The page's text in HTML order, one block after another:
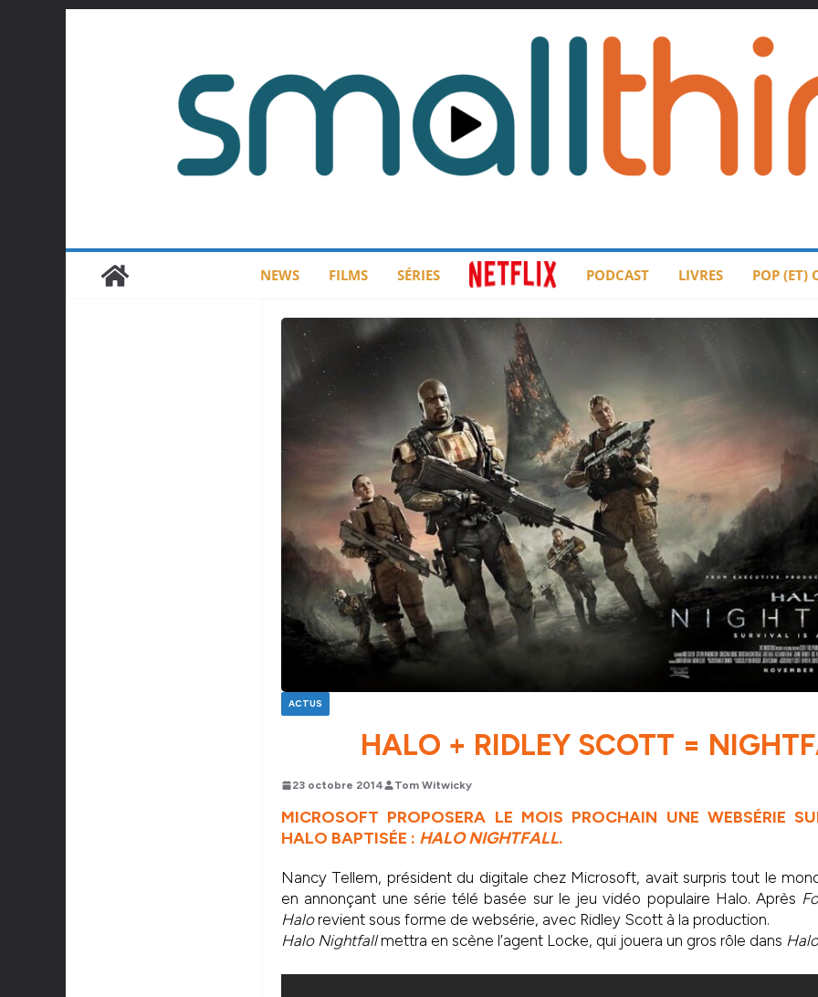
NEWS FILMS SÉRIES PODCAST LIVRES POP (ET)
ACTUS
HALO + RIDLEY SCOTT =
23 octobre 2014 Tom Witwicky
MICROSOFT PROPOSERA LE MOIS PROCHAIN UNE WEBSÉRIE
HALO BAPTISÉE : HALO NIGHTFALL.
Nancy Tellem, président du digitale chez Microsoft, avait surpris tout le
en annonçant une série télé basée sur le jeu vidéo populaire Halo. Après
Halorevient sous forme de websérie, avec Ridley Scott à la production.
Halo Nightfallmettra en scène l’agent Locke, qui jouera un gros rôle dans